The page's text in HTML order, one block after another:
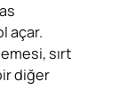
açar.
sırt
diğer